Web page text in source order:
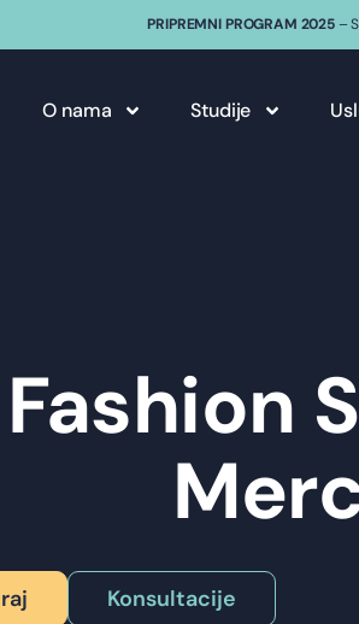
PRIPREMNI PROGRAM 2025–
O nama Studije
Fashion
Konsultacije